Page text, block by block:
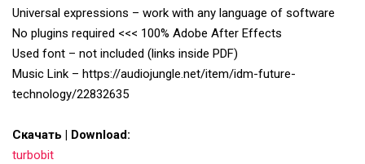
Universal expressions – work with any language of software
No plugins required <<< 100% Adobe After Effects
Used font – not included (links inside PDF)
Music Link – https://audiojungle.net/item/idm-future-
technology/22832635
Скачать | Download:
turbobit